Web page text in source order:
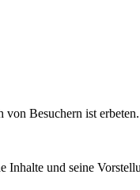
Besuchern ist erbeten.
Inhalte und seine